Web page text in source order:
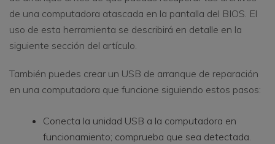
de una computadora atascada en la pantalla del BIOS. El
uso de esta herramienta se describirá en detalle en la
siguiente sección del artículo.
También puedes crear un USB de arranque de reparación
en una computadora que funcione siguiendo estos pasos:
Conecta la unidad USB a la computadora en
funcionamiento; comprueba que sea detectada.